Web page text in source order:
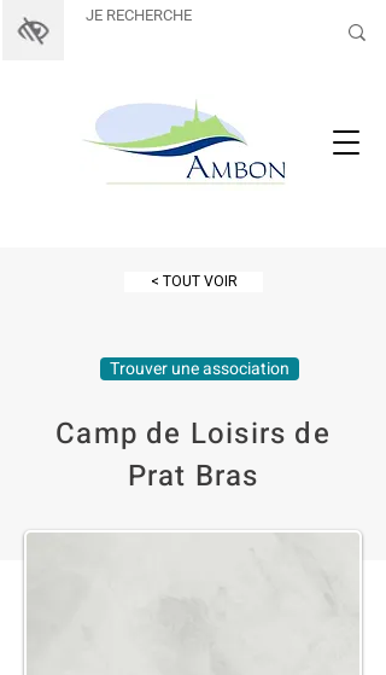
< TOUT VOIR
Trouver une association
Camp de Loisirs de
Prat Bras